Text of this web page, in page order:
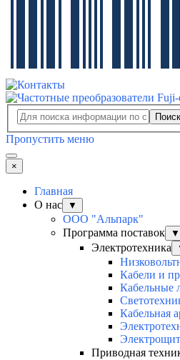
Поиск
Пропустить меню
×
Главная
О нас
▼
ООО "Альпарк"
Программа поставок
▼
Электротехника
Кабели и
Кабельные
Кабельная
Приводная